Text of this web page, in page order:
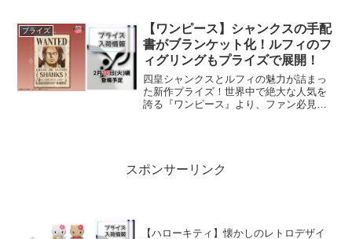
プレストから展開されます。巨兵海賊団
の船長として名を馳せる彼...
プライズ
【ワンピース】シャンクスの手配
書がブランケット化！ルフィのフ
ィグリングもプライズで展開！
四皇シャンクスとルフィの魅力が詰まっ
た新作プライズ！世界中で絶大な人気を
誇る『ワンピース』より、ファン必見の
スポンサーリンク
【ハローキティ】懐かしのレトロデザイ